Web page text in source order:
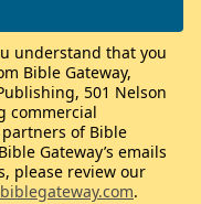
understand that you
Bible Gateway,
501 Nelson
commercial
of Bible
Gateway’s emails
please review our
.